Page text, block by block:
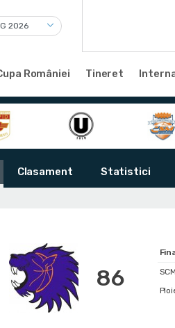
României Tineret
Clasament Statistici
86